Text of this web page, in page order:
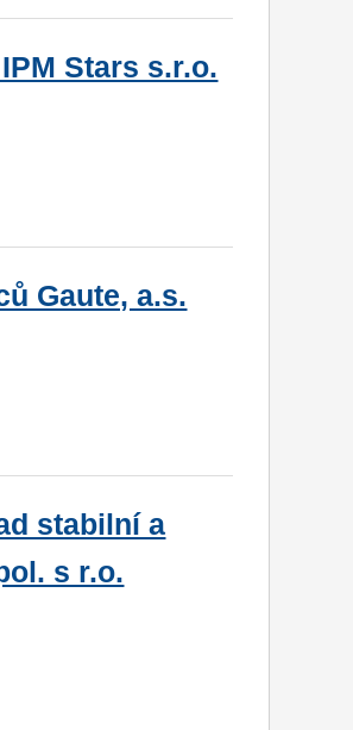
Stars s.r.o.
Gaute, a.s.
stabilní a
s r.o.